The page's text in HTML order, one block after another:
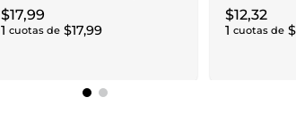
$17,99
1 cuotas de $17,99
$12,32
1 cuotas de $